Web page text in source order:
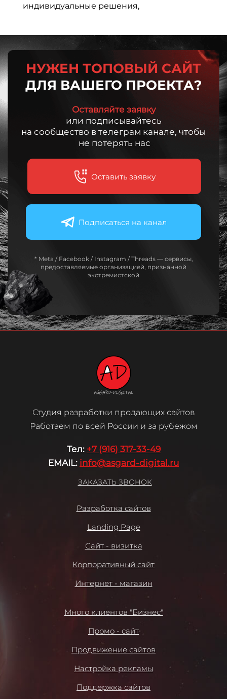
индивидуальные решения,
НУЖЕН ТОПОВЫЙ САЙТ
ДЛЯ ВАШЕГО ПРОЕКТА?
Оставляйте заявку
или подписывайтесь
на сообщество в телеграм канале, чтобы
не потерять нас
Оставить заявку
Подписаться на канал
* Meta / Facebook / Instagram / Threads — сервисы,
предоставляемые организацией, признанной
экстремистской
Студия разработки продающих сайтов
Работаем по всей России и за рубежом
Тел: +7 (916) 317-33-49
EMAIL: info@asgard-digital.ru
ЗАКАЗАТЬ ЗВОНОК
Разработка сайтов
Landing Page
Сайт - визитка
Корпоративный сайт
Интернет - магазин
Много клиентов "Бизнес"
Промо - сайт
Продвижение сайтов
Настройка рекламы
Поддержка сайтов